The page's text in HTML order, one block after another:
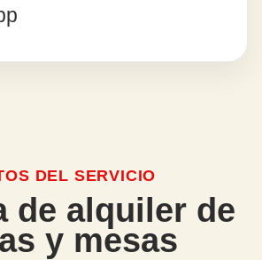
DEL SERVICIO
de alquiler de
y mesas